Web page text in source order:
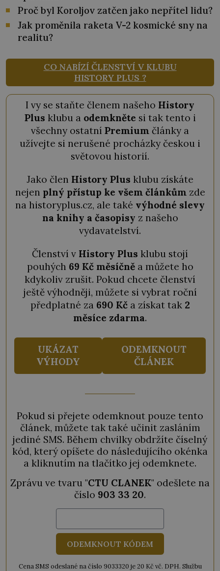
Proč byl Koroljov zatčen jako nepřítel lidu?
Jak proměnila raketa V-2 kosmické sny na
realitu?
CO NABÍZÍ ČLENSTVÍ V KLUBU
HISTORY PLUS ?
I vy se staňte členem našeho History
Plus klubu a odemkněte si tak tento i
všechny ostatní Premium články a
užívejte si nerušené procházky českou i
světovou historií.
Jako člen History Plus klubu získáte
nejen plný přístup ke všem článkůmzde
na historyplus.cz, ale také výhodné slevy
na knihy a časopisy z našeho
vydavatelství.
Členství v History Plus klubu stojí
pouhých 69 Kč měsíčněa můžete ho
kdykoliv zrušit. Pokud chcete členství
ještě výhodněji, můžete si vybrat roční
předplatné za 690 Kča získat tak 2
měsíce zdarma.
UKÁZAT
VÝHODY
ODEMKNOUT
ČLÁNEK
Pokud si přejete odemknout pouze tento
článek, můžete tak také učinit zasláním
jediné SMS. Během chvilky obdržíte číselný
kód, který opíšete do následujícího okénka
a kliknutím na tlačítko jej odemknete.
Zprávu ve tvaru "CTU CLANEK" odešlete na
číslo 903 33 20.
ODEMKNOUT KÓDEM
Cena SMS odeslané na číslo 9033320 je 20 Kč vč. DPH. Službu